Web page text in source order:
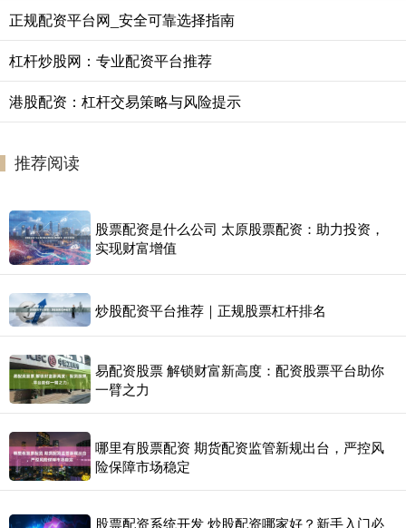
正规配资平台网_安全可靠选择指南
杠杆炒股网：专业配资平台推荐
港股配资：杠杆交易策略与风险提示
推荐阅读
股票配资是什么公司 太原股票配资：助力投资，
实现财富增值
炒股配资平台推荐｜正规股票杠杆排名
易配资股票 解锁财富新高度：配资股票平台助你
一臂之力
哪里有股票配资 期货配资监管新规出台，严控风
险保障市场稳定
股票配资系统开发 炒股配资哪家好？新手入门必